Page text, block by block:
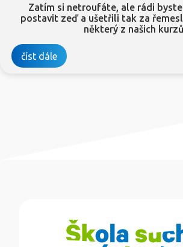
Zatím si netroufáte, ale rádi
postavit zeď a ušetřili tak za
některý z našich
číst dále